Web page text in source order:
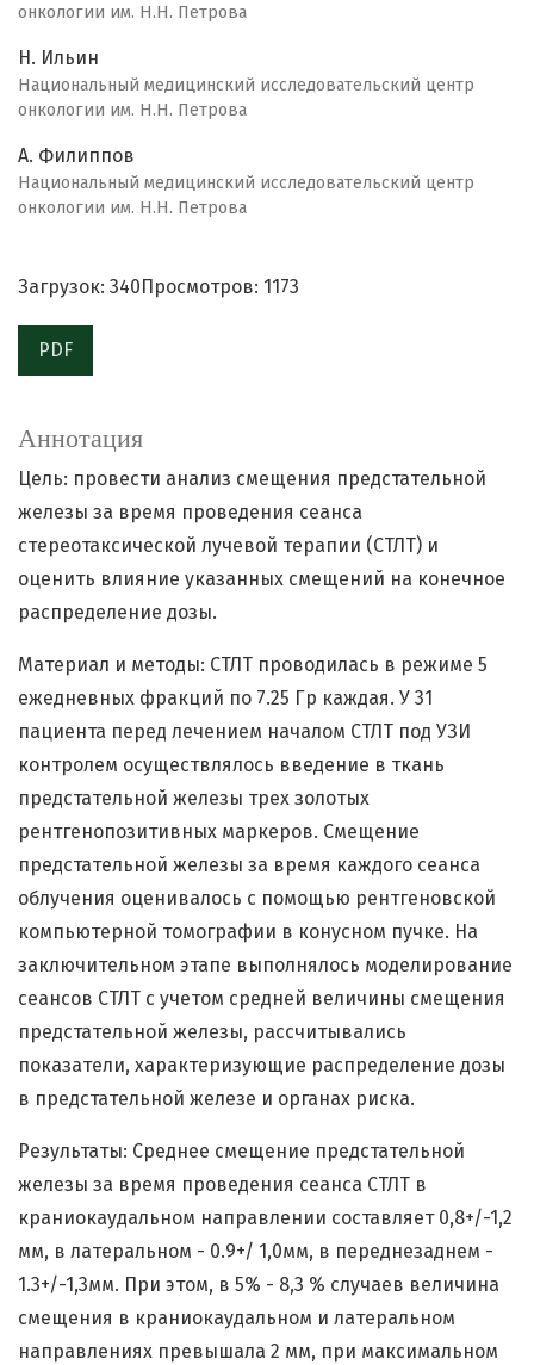
онкологии им. Н.Н. Петрова
Н. Ильин
Национальный медицинский исследовательский центр
онкологии им. Н.Н. Петрова
А. Филиппов
Национальный медицинский исследовательский центр
онкологии им. Н.Н. Петрова
Загрузок: 340 Просмотров: 1173
PDF
Аннотация
Цель: провести анализ смещения предстательной
железы за время проведения сеанса
стереотаксической лучевой терапии (СТЛТ) и
оценить влияние указанных смещений на конечное
распределение дозы.
Материал и методы: СТЛТ проводилась в режиме 5
ежедневных фракций по 7.25 Гр каждая. У 31
пациента перед лечением началом СТЛТ под УЗИ
контролем осуществлялось введение в ткань
предстательной железы трех золотых
рентгенопозитивных маркеров. Смещение
предстательной железы за время каждого сеанса
облучения оценивалось с помощью рентгеновской
компьютерной томографии в конусном пучке. На
заключительном этапе выполнялось моделирование
сеансов СТЛТ с учетом средней величины смещения
предстательной железы, рассчитывались
показатели, характеризующие распределение дозы
в предстательной железе и органах риска.
Результаты: Среднее смещение предстательной
железы за время проведения сеанса СТЛТ в
краниокаудальном направлении составляет 0,8+/-1,2
мм, в латеральном - 0.9+/ 1,0мм, в переднезаднем -
1.3+/-1,3мм. При этом, в 5% - 8,3 % случаев величина
смещения в краниокаудальном и латеральном
направлениях превышала 2 мм, при максимальном